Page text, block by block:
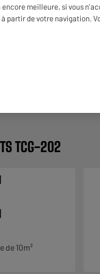
TCG-202
de 10m²
meilleure, si vous
partir de votre navigation.